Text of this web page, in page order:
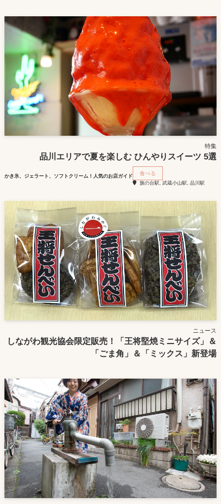
特集
品川エリアで夏を楽しむ ひんやりスイーツ 5選
かき氷、ジェラート、ソフトクリーム！人気のお店ガイド 食べる
旗の台駅, 武蔵小山駅, 品川駅
ニュース
しながわ観光協会限定販売！「王将堅焼ミニサイズ」＆
「ごま角」＆「ミックス」新登場